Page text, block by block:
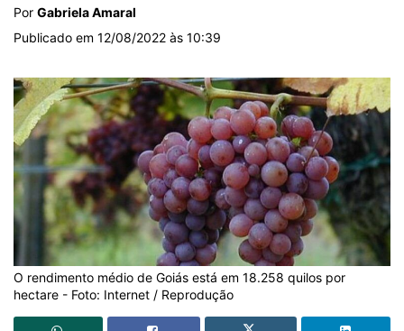
Por Gabriela Amaral
Publicado em 12/08/2022 às 10:39
O rendimento médio de Goiás está em 18.258 quilos por
hectare - Foto: Internet / Reprodução